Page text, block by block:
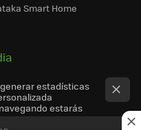
Smart Home
estadísticas
estarás